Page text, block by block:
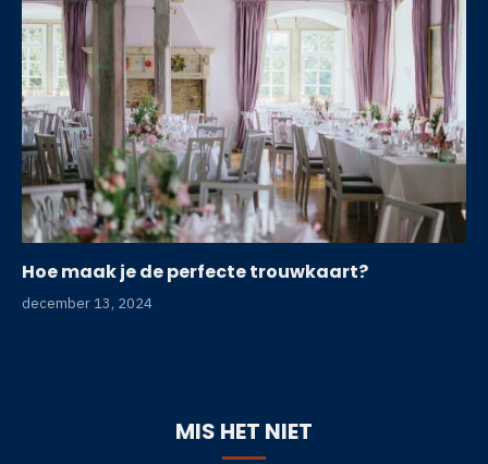
Hoe maak je de perfecte trouwkaart?
december 13, 2024
MIS HET NIET